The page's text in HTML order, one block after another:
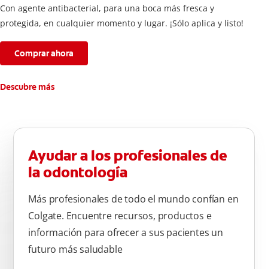
Con agente antibacterial, para una boca más fresca y
protegida, en cualquier momento y lugar. ¡Sólo aplica y listo!
Comprar ahora
Descubre más
Ayudar a los profesionales de
la odontología
Más profesionales de todo el mundo confían en
Colgate. Encuentre recursos, productos e
información para ofrecer a sus pacientes un
futuro más saludable